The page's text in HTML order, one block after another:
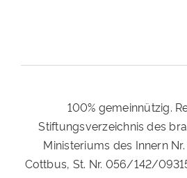
100% gemeinnützig.
Stiftungsverzeichnis des
Ministeriums des Innern
Cottbus, St. Nr. 056/142/